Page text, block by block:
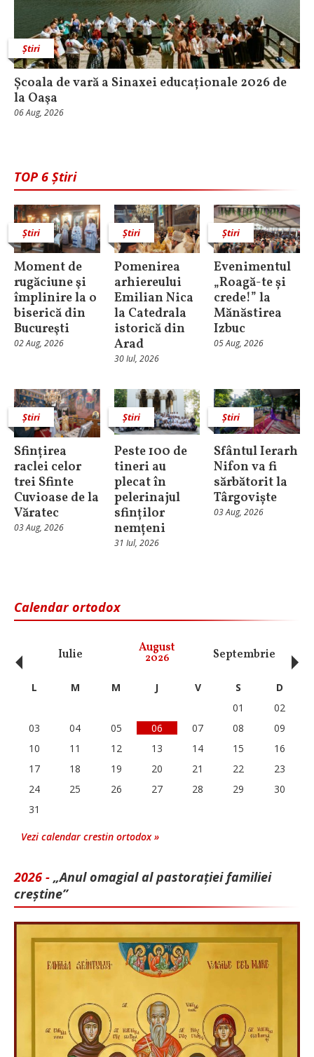
Știri
Școala de vară a Sinaxei educaționale 2026 de
la Oaşa
06 Aug, 2026
TOP 6 Știri
Știri
Moment de
rugăciune şi
împlinire la o
biserică din
Bucureşti
02 Aug, 2026
Știri
Pomenirea
arhiereului
Emilian Nica
la Catedrala
istorică din
Arad
30 Iul, 2026
Știri
Evenimentul
„Roagă-te și
crede!” la
Mănăstirea
Izbuc
05 Aug, 2026
Știri
Sfințirea
raclei celor
trei Sfinte
Cuvioase de la
Văratec
03 Aug, 2026
Știri
Peste 100 de
tineri au
plecat în
pelerinajul
sfinților
nemțeni
31 Iul, 2026
Știri
Sfântul Ierarh
Nifon va fi
sărbătorit la
Târgoviște
03 Aug, 2026
Calendar ortodox
Iulie August
2026 Septembrie
‹ L M M J V S
D
01
02
03
04 05 06 07 08
09
10
11 12 13 14 15
16
17
18 19 20 21 22
23
24
25 26 27 28 29
30
31
Vezi calendar crestin ortodox »
2026 - „Anul omagial al pastorației familiei
creștine”